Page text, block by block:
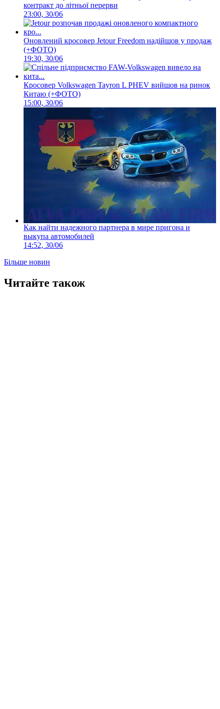
контракт до літньої перерви
23:00, 30/06
Оновлений кросовер Jetour Freedom надійшов у продаж
(+ФОТО)
19:30, 30/06
Кросовер Volkswagen Tayron L PHEV вийшов на ринок
Китаю (+ФОТО)
15:00, 30/06
Как найти надежного партнера в мире пригона и
выкупа автомобилей
14:52, 30/06
Більше новин
Читайте також